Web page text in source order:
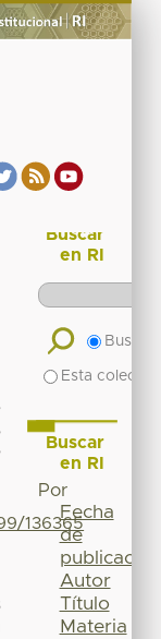
136365
Buscar
en RI
Buscar
Esta
Buscar
en RI
Por
Fecha
de
publicación
Autor
Título
Materia